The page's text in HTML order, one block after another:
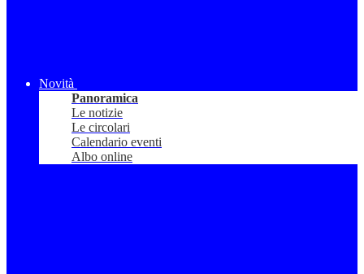
Novità
Panoramica
Le notizie
Le circolari
Calendario eventi
Albo online